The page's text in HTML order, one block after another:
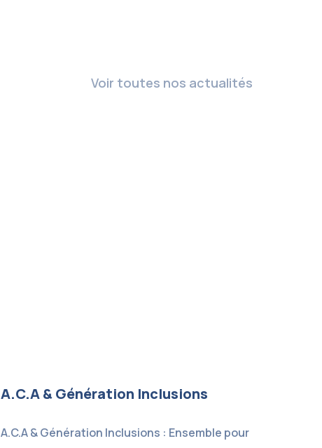
Voir toutes nos actualités
A.C.A & Génération Inclusions
A.C.A & Génération Inclusions : Ensemble pour